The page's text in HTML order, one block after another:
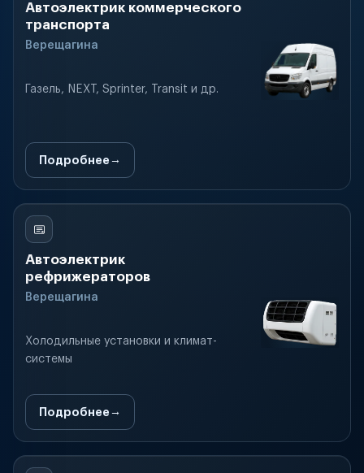
Автоэлектрик коммерческого
транспорта
Верещагина
Газель, NEXT, Sprinter, Transit и др.
Подробнее
Автоэлектрик
рефрижераторов
Верещагина
Холодильные установки и климат-
системы
Подробнее